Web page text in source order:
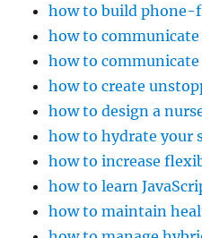
how to build phone-
how to
how to
how to create
how to design a
how to hydrate your
how to increase
how to learn
how to maintain